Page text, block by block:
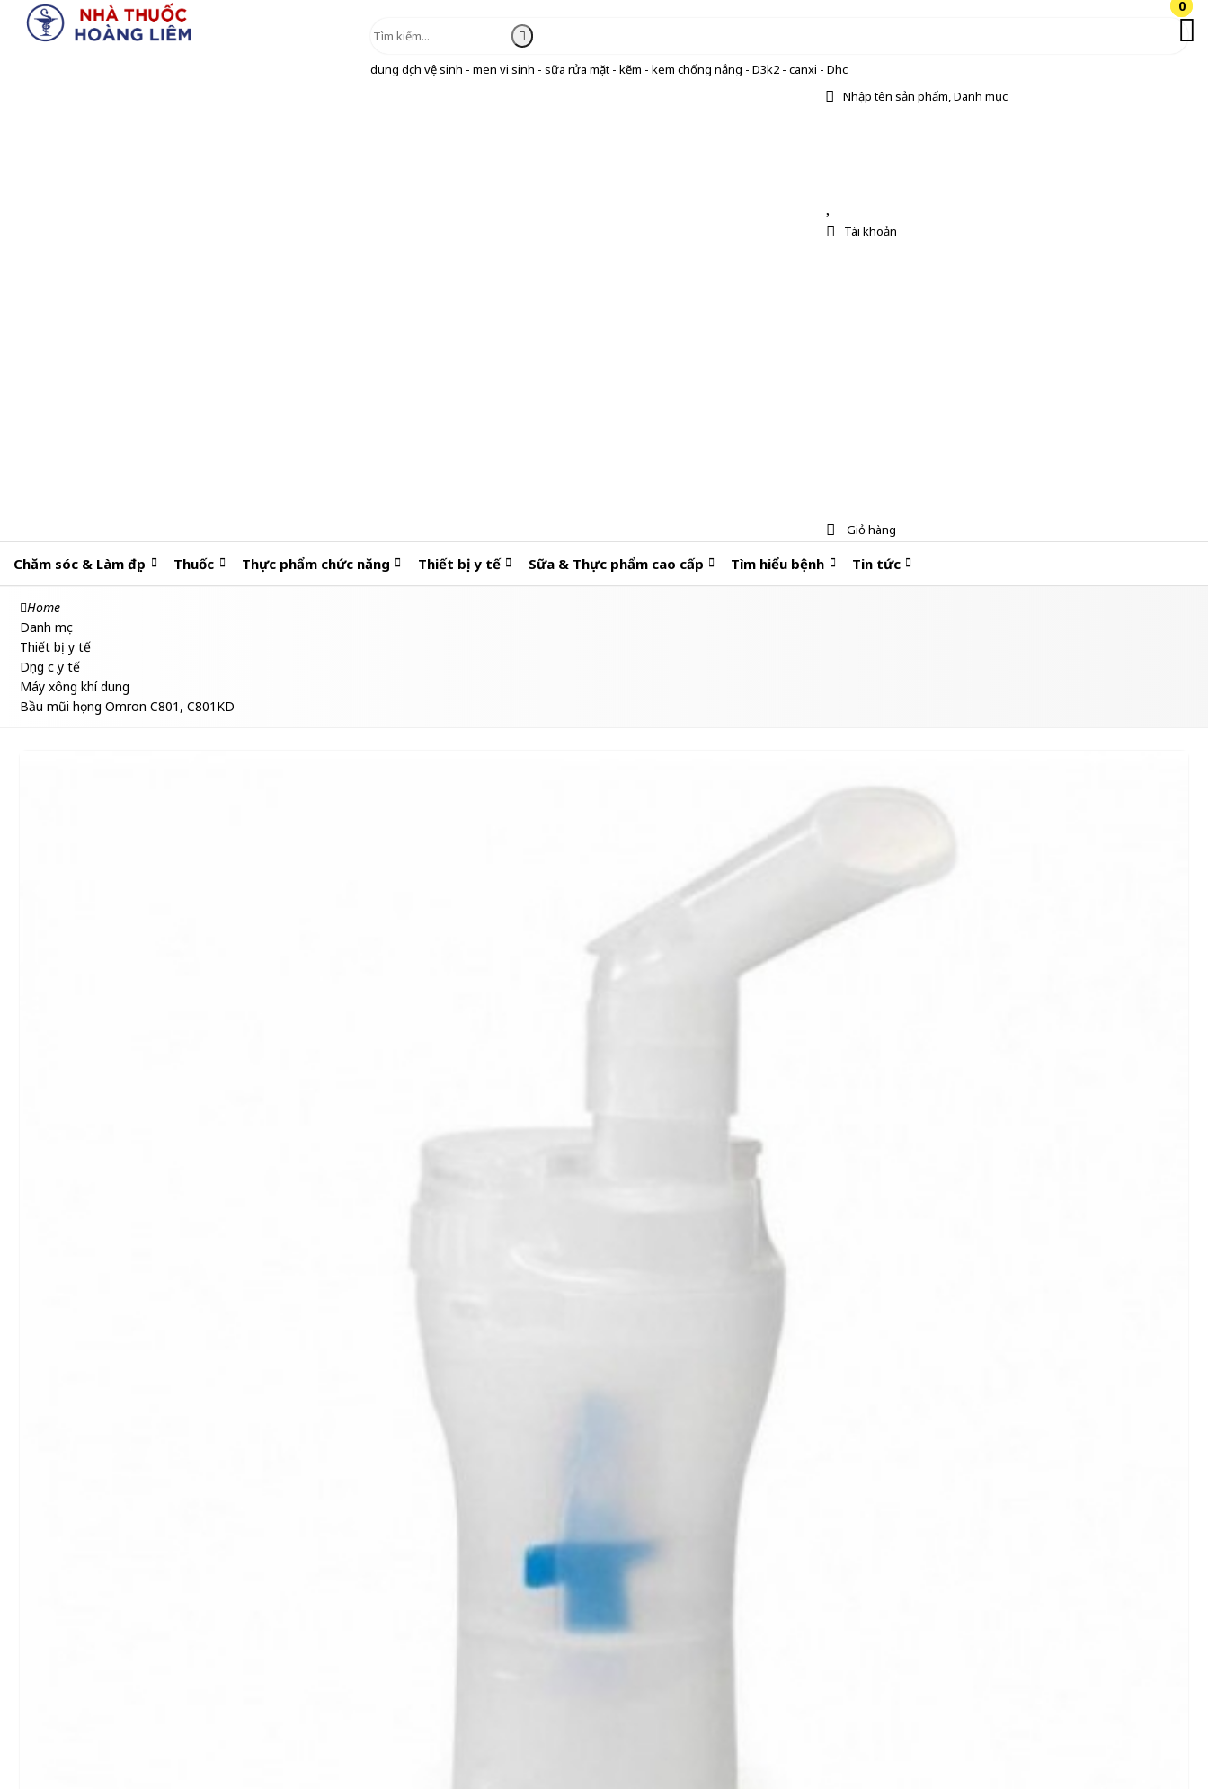
dung dịch vệ sinh - men vi sinh - sữa rửa mặt - kẽm - kem chống nắng - D3k2 - canxi - Dhc
Nhập tên sản phẩm, Danh mục
0
Tài khoản
0
Giỏ hàng
Chăm sóc & Làm đẹp Thuốc Thực phẩm chức năng Thiết bị y tế Sữa & Thực phẩm cao cấp Tìm hiểu bệnh Tin tức
Home
Danh mục
Thiết bị y tế
Dụng cụ y tế
Máy xông khí dung
Bầu mũi họng Omron C801, C801KD